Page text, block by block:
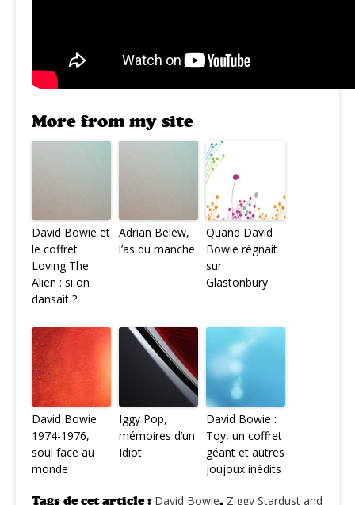
More from my site
David Bowie et
le coffret
Loving The
Alien : si on
dansait ?
Adrian Belew,
l’as du manche
Quand David
Bowie régnait
sur
Glastonbury
David Bowie
1974-1976,
soul face au
monde
Iggy Pop,
mémoires d’un
Idiot
David Bowie :
Toy, un coffret
géant et autres
joujoux inédits
Tags de cet article : David Bowie, Ziggy Stardust and